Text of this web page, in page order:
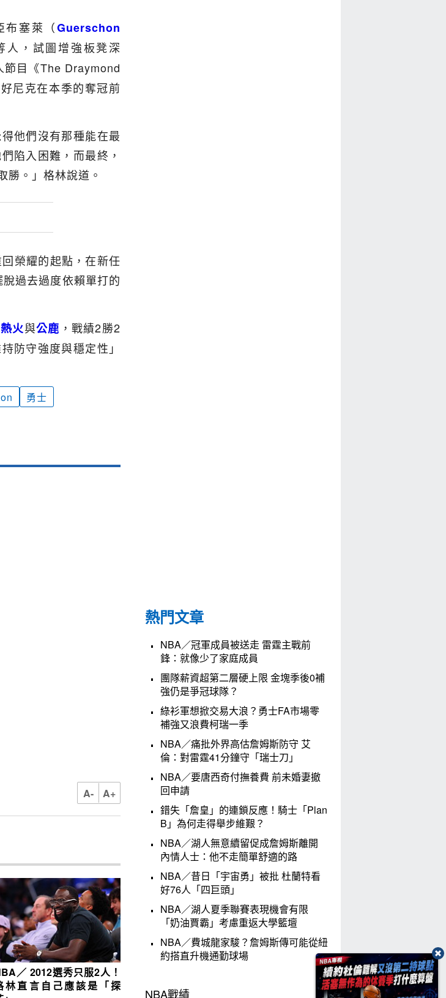
布塞萊（Guerschon
人，試圖增強板凳深
節目《The Draymond
尼克在本季的奪冠前
他們沒有那種能在最
陷入困難，而最終，
勝。」格林說道。
榮耀的起點，在新任
過去過度依賴單打的
熱火與公鹿 ，戰績2勝2
防守強度與穩定性」
勇士
A- A+
／ 2012選秀只服2人！
林直言自己應該是「探
熱門文章
NBA／冠軍成員被送走 雷霆主戰前
鋒：就像少了家庭成員
團隊薪資超第二層硬上限 金塊季後0補
強仍是爭冠球隊？
綠衫軍想掀交易大浪？勇士FA市場零
補強又浪費柯瑞一季
NBA／痛批外界高估詹姆斯防守 艾
倫：對雷霆41分鐘守「瑞士刀」
NBA／要唐西奇付撫養費 前未婚妻撤
回申請
錯失「詹皇」的連鎖反應！騎士「Plan
B」為何走得舉步維艱？
NBA／湖人無意續留促成詹姆斯離開
內情人士：他不走簡單舒適的路
NBA／昔日「宇宙勇」被批 杜蘭特看
好76人「四巨頭」
NBA／湖人夏季聯賽表現機會有限
「奶油賈霸」考慮重返大學籃壇
NBA／費城龍家駿？詹姆斯傳可能從紐
約搭直升機通勤球場